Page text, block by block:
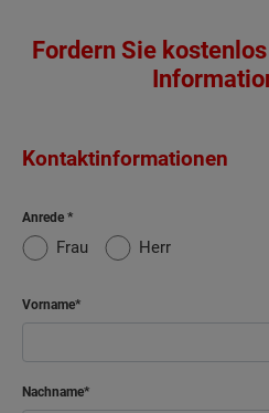
Fordern Sie
Kontaktinformationen
Anrede
Frau Herr
Vorname
Nachname